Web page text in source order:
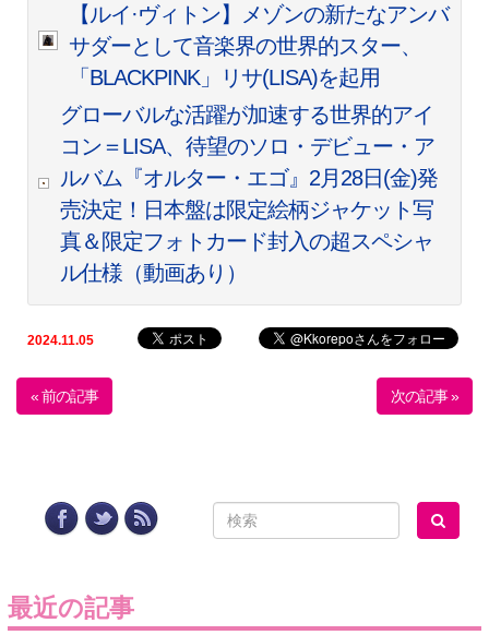
【ルイ·ヴィトン】メゾンの新たなアンバ
サダーとして音楽界の世界的スター、
「BLACKPINK」リサ(LISA)を起用
グローバルな活躍が加速する世界的アイ
コン＝LISA、待望のソロ・デビュー・ア
ルバム『オルター・エゴ』2月28日(金)発
売決定！日本盤は限定絵柄ジャケット写
真＆限定フォトカード封入の超スペシャ
ル仕様（動画あり）
2024.11.05
« 前の記事 次の記事 »
最近の記事